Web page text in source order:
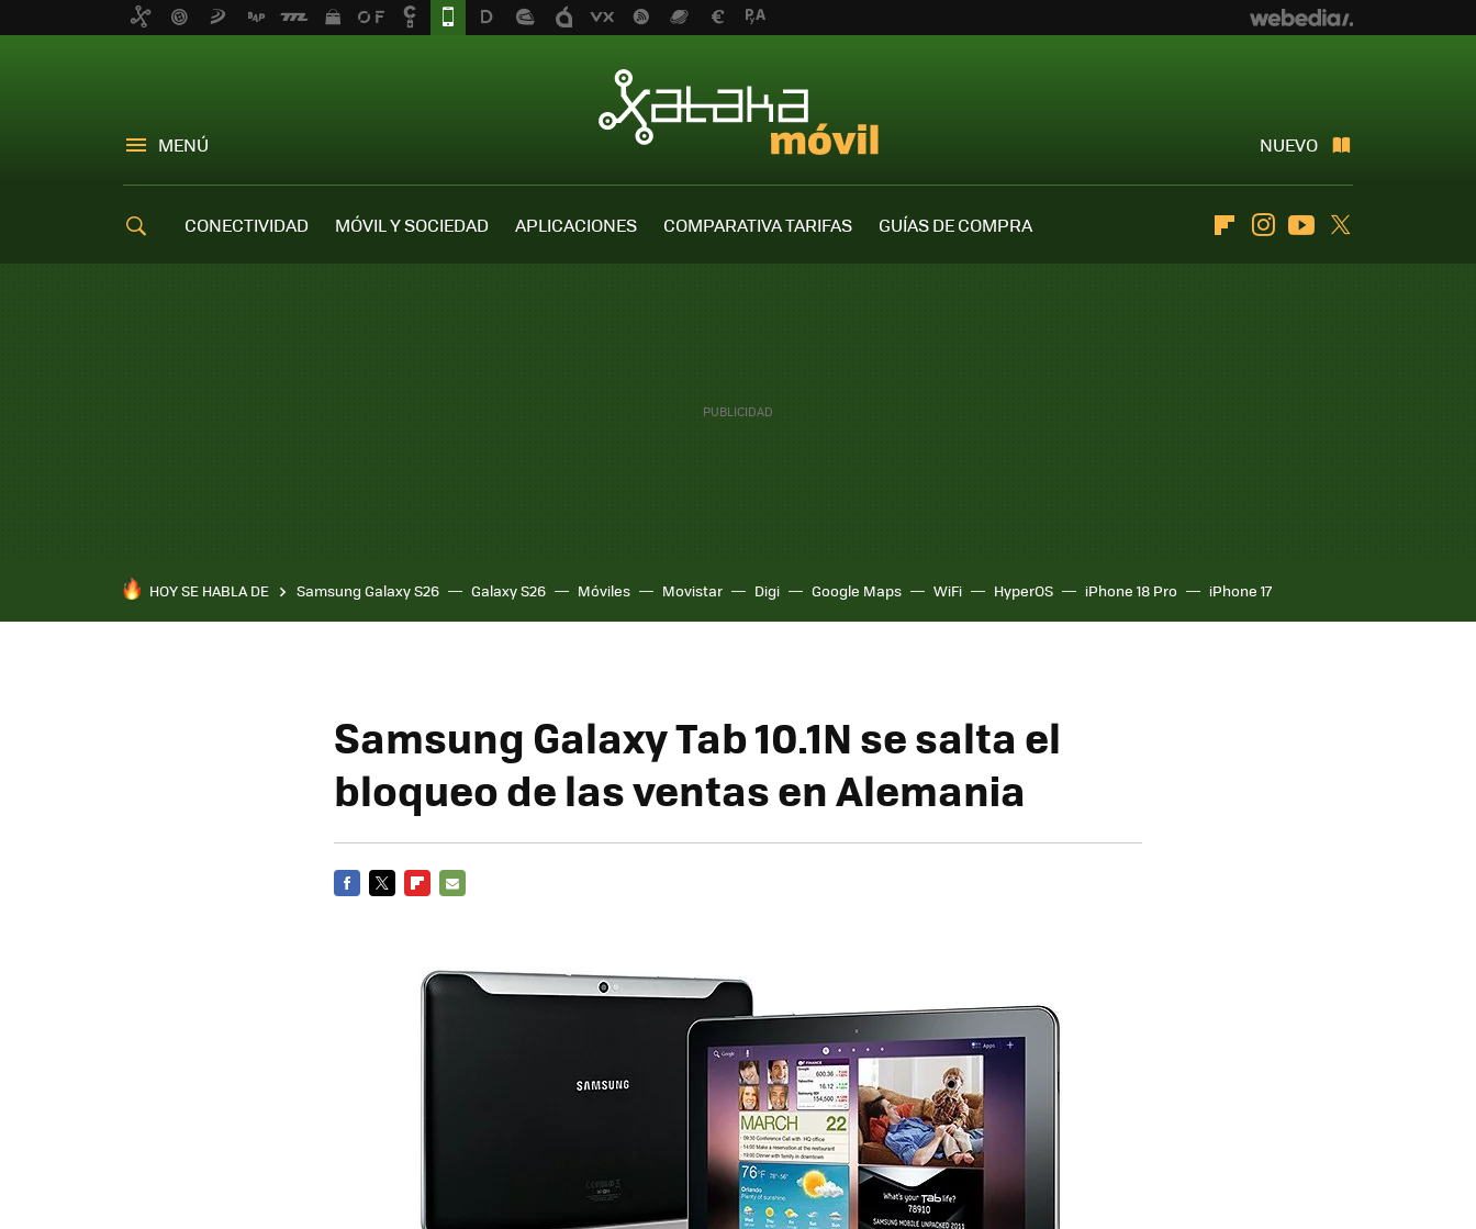
MENÚ NUEVO
CONECTIVIDAD MÓVIL Y SOCIEDAD APLICACIONES COMPARATIVA TARIFAS
GUÍAS DE COMPRA
FlipboardInstagramYoutube
HOY SE HABLA DE Samsung Galaxy S26 Galaxy S26 Móviles Movistar Digi Google Maps WiFi HyperOS iPhone 18 Pro iPhone 17
Samsung Galaxy Tab 10.1N se salta el
bloqueo de las ventas en Alemania